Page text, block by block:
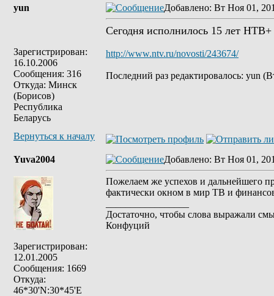
yun
Зарегистрирован:
16.10.2006
Сообщения: 316
Откуда: Минск
(Борисов)
Республика
Беларусь
Добавлено: Вт Ноя 01,
Сегодня исполнилось 15 лет НТВ+
http://www.ntv.ru/novosti/243674/
Последний раз редактировалось: yun
Вернуться к началу
Yuva2004
Зарегистрирован:
12.01.2005
Сообщения: 1669
Откуда:
46*30'N:30*45'E
Добавлено: Вт Ноя 01,
Пожелаем же успехов и дальнейшего
фактически окном в мир ТВ и
Достаточно, чтобы слова выражали
Конфуций